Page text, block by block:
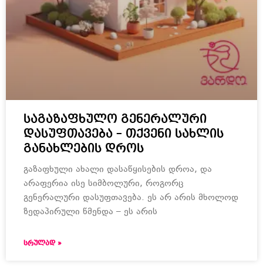
საგაზაფხულო გენერალური
დასუფთავება – თქვენი სახლის
განახლების დროს
გაზაფხული ახალი დასაწყისების დროა, და
არაფერია ისე სიმბოლური, როგორც
გენერალური დასუფთავება. ეს არ არის მხოლოდ
ზედაპირული წმენდა – ეს არის
ᲡᲠᲣᲚᲐᲓ »